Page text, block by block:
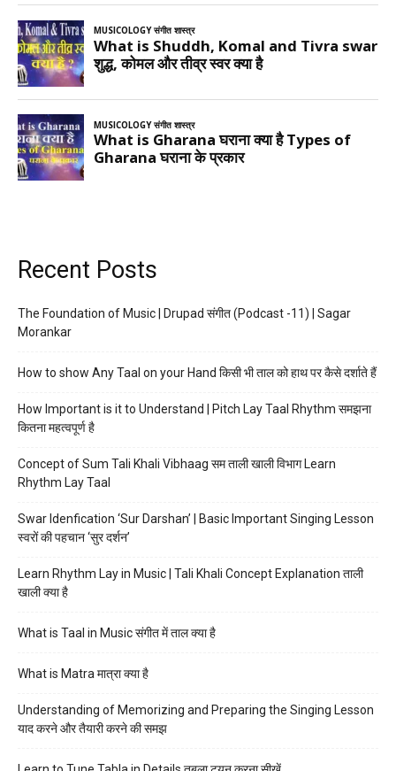
Recent Posts
The Foundation of Music | Drupad संगीत (Podcast -11) | Sagar
Morankar
How to show Any Taal on your Hand किसी भी ताल को हाथ पर कैसे दर्शाते हैं
How Important is it to Understand | Pitch Lay Taal Rhythm समझना
कितना महत्वपूर्ण है
Concept of Sum Tali Khali Vibhaag सम ताली खाली विभाग Learn
Rhythm Lay Taal
Swar Idenfication ‘Sur Darshan’ | Basic Important Singing Lesson
स्वरों की पहचान ‘सुर दर्शन’
Learn Rhythm Lay in Music | Tali Khali Concept Explanation ताली
खाली क्या है
What is Taal in Music संगीत में ताल क्या है
What is Matra मात्रा क्या है
Understanding of Memorizing and Preparing the Singing Lesson
याद करने और तैयारी करने की समझ